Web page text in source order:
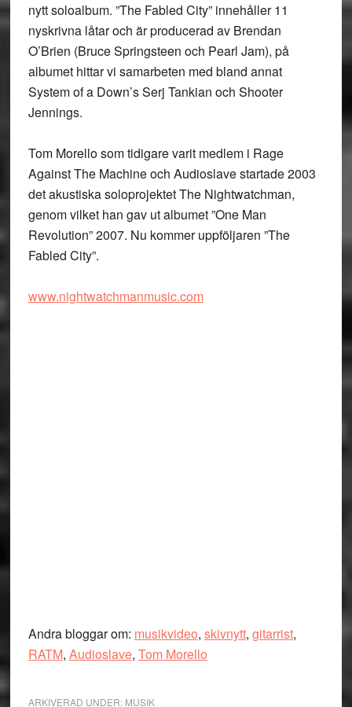
nytt soloalbum. ”The Fabled City” innehåller 11
nyskrivna låtar och är producerad av Brendan
O’Brien (Bruce Springsteen och Pearl Jam), på
albumet hittar vi samarbeten med bland annat
System of a Down’s Serj Tankian och Shooter
Jennings.
Tom Morello som tidigare varit medlem i Rage
Against The Machine och Audioslave startade 2003
det akustiska soloprojektet The Nightwatchman,
genom vilket han gav ut albumet ”One Man
Revolution” 2007. Nu kommer uppföljaren ”The
Fabled City”.
www.nightwatchmanmusic.com
Andra bloggar om: musikvideo, skivnytt, gitarrist,
RATM, Audioslave, Tom Morello
ARKIVERAD UNDER: MUSIK